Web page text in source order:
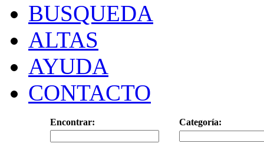
BUSQUEDA
ALTAS
AYUDA
CONTACTO
Encontrar: Categoría: